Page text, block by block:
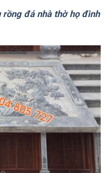
rồng đá nhà thờ họ đình